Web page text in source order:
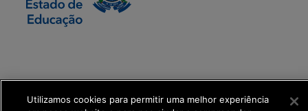
Transformação Digital
Utilizamos cookies para permitir uma melhor experiência